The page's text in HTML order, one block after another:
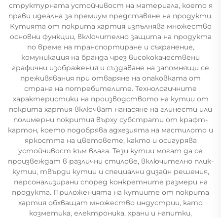
структурната устойчивост на материала, което я
прави идеална за премиум представяне на продукти.
Кутията от покрита хартия изпълнява множество
основни функции, включително защита на продукта
по време на транспортиране и съхранение,
комуникация на бранда чрез висококачествени
графични изображения и създаване на запомнящи се
преживявания при отваряне на опаковката от
страна на потребителите. Технологичните
характеристики на производството на кутии от
покрита хартия включват нанасяне на глинести или
полимерни покрития върху субстрати от крафт-
картон, което подобрява адхезията на мастилото и
яркостта на цветовете, както и осигурява
устойчивост към влага. Тези кутии могат да се
произвеждат в различни стилове, включително плик-
кутии, твърди кутии и специални дизайн решения,
персонализирани според конкретните размери на
продукта. Приложенията на кутиите от покрита
хартия обхващат множество индустрии, като
козметика, електроника, храни и напитки,